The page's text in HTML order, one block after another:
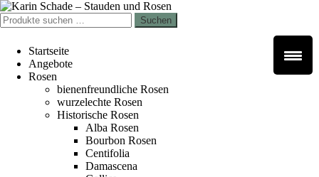
Zur
Navigation
springen
Zum
Inhalt
springen
Suchen
nach:
Suchen
Startseite
Angebote
Rosen
bienenfreundliche Rosen
wurzelechte Rosen
Historische Rosen
Alba Rosen
Bourbon Rosen
Centifolia
Damascena